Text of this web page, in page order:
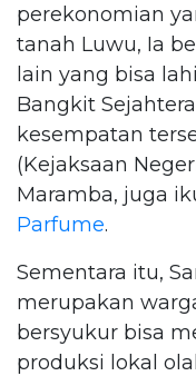
perekonomian
tanah Luwu, Ia
lain yang bisa
Bangkit
kesempatan
(Kejaksaan
Maramba, juga
Parfume.
Sementara itu,
merupakan
bersyukur bisa
produksi lokal